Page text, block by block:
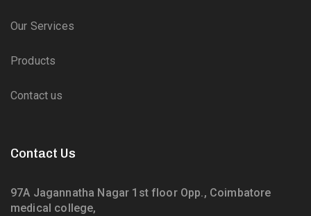
Our Services
Products
Contact us
Contact Us
97A Jagannatha Nagar 1st floor Opp., Coimbatore
medical college,